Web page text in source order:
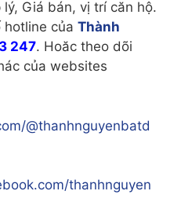
Giá bán, vị trí căn hộ.
hotline của Thành
247. Hoăc theo dõi
của websites
@thanhnguyenbatd
thanhnguyen